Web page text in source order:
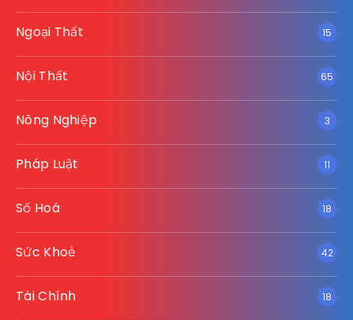
Ngoại Thất 15
Nội Thất 65
Nông Nghiệp 3
Pháp Luật 11
Số Hoá 18
Sức Khoẻ 42
Tài Chính 18